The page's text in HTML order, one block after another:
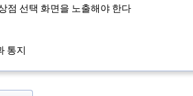
점 선택 화면을 노출해야 한다
통지